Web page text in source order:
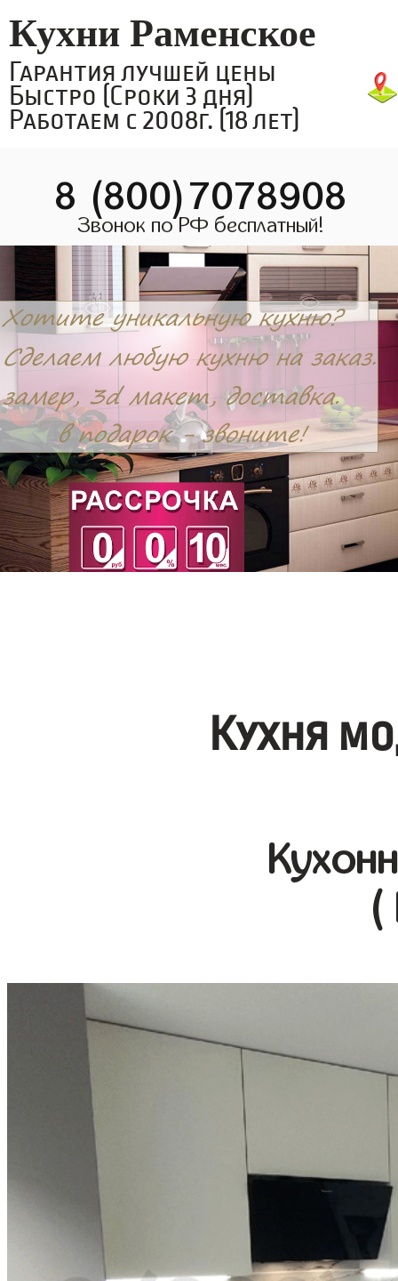
Кухни Раменское
Гарантия лучшей цены
Быстро (Сроки 3 дня)
Работаем с 2008г. (18 лет)
8 (800)7078908
Звонок по РФ бесплатный!
Кухня
(